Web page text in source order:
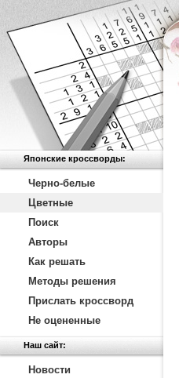
Японские кроссворды:
Черно-белые
Цветные
Поиск
Авторы
Как решать
Методы решения
Прислать кроссворд
Не оцененные
Наш сайт:
Новости